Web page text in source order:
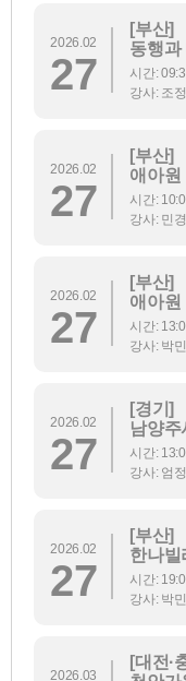
2026.02
27
[부산]
동행과
시간:
강사: 조
2026.02
27
[부산]
애아원
시간:
강사: 민
2026.02
27
[부산]
애아원
시간:
강사: 박
2026.02
27
[경기]
남양
시간:
강사: 엄
2026.02
27
[부산]
한나빌
시간:
강사: 박
2026.03
[대전·